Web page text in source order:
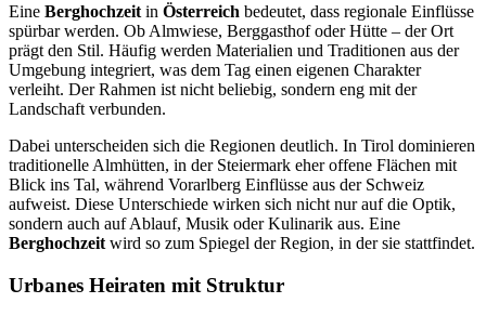
Eine Berghochzeit in Österreich bedeutet, dass regionale Einflüsse
spürbar werden. Ob Almwiese, Berggasthof oder Hütte – der Ort
prägt den Stil. Häufig werden Materialien und Traditionen aus der
Umgebung integriert, was dem Tag einen eigenen Charakter
verleiht. Der Rahmen ist nicht beliebig, sondern eng mit der
Landschaft verbunden.
Dabei unterscheiden sich die Regionen deutlich. In Tirol dominieren
traditionelle Almhütten, in der Steiermark eher offene Flächen mit
Blick ins Tal, während Vorarlberg Einflüsse aus der Schweiz
aufweist. Diese Unterschiede wirken sich nicht nur auf die Optik,
sondern auch auf Ablauf, Musik oder Kulinarik aus. Eine
Berghochzeit wird so zum Spiegel der Region, in der sie stattfindet.
Urbanes Heiraten mit Struktur